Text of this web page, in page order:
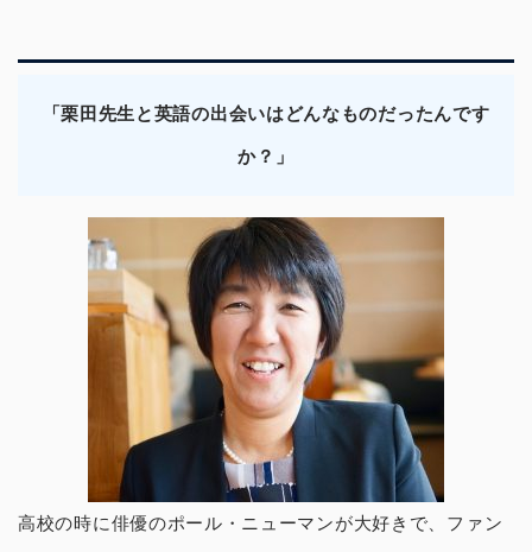
「栗田先生と英語の出会いはどんなものだったんです
か？」
高校の時に俳優のポール・ニューマンが大好きで、ファン